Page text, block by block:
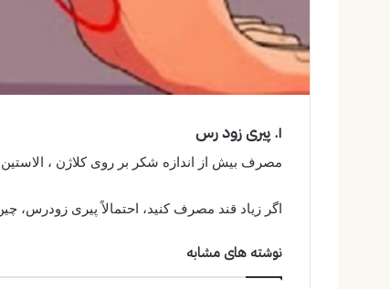
۱. پیری زود رس
مصرف بیش از اندازه شکر بر روی کلاژن ،
اگر زیاد قند مصرف کنید، احتمالاً پیری
نوشته های مشابه